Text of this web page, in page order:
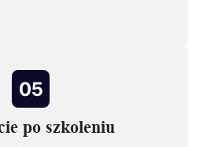
05
po szkoleniu